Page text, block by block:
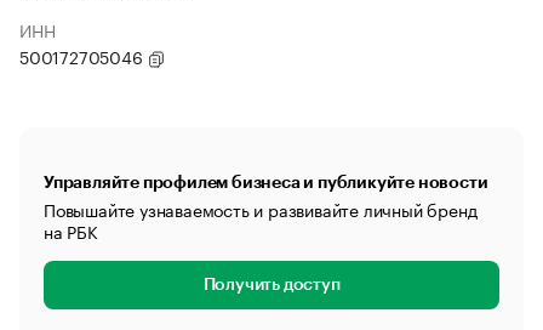
ИНН
500172705046
Управляйте профилем бизнеса и публикуйте новости
Повышайте узнаваемость и развивайте личный бренд
на РБК
Получить доступ